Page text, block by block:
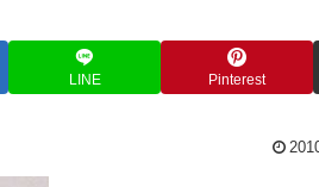
LINE Pinterest